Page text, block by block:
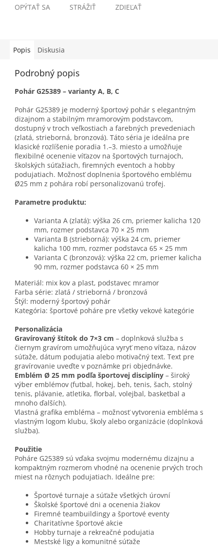
OPÝTAŤ SA STRÁŽIŤ ZDIEĽAŤ
Popis Diskusia
Podrobný popis
Pohár G25389 – varianty A, B, C
Pohár G25389 je moderný športový pohár s elegantným
dizajnom a stabilným mramorovým podstavcom,
dostupný v troch veľkostiach a farebných prevedeniach
(zlatá, strieborná, bronzová). Táto séria je ideálna pre
klasické rozlíšenie poradia 1.–3. miesto a umožňuje
flexibilné ocenenie víťazov na športových turnajoch,
školských súťažiach, firemných eventoch a hobby
podujatiach. Možnosť doplnenia športového emblému
Ø25 mm z pohára robí personalizovanú trofej.
Parametre produktu:
Varianta A (zlatá): výška 26 cm, priemer kalicha 120
mm, rozmer podstavca 70 × 25 mm
Varianta B (strieborná): výška 24 cm, priemer
kalicha 100 mm, rozmer podstavca 65 × 25 mm
Varianta C (bronzová): výška 22 cm, priemer kalicha
90 mm, rozmer podstavca 60 × 25 mm
Materiál: mix kov a plast, podstavec mramor
Farba série: zlatá / strieborná / bronzová
Štýl: moderný športový pohár
Kategória: športové poháre pre všetky vekové kategórie
Personalizácia
Gravírovaný štítok do 7×3 cm – doplnková služba s
čiernym gravírom umožňujúca vyryť meno víťaza, názov
súťaže, dátum podujatia alebo motivačný text. Text pre
gravírovanie uveďte v poznámke pri objednávke.
Emblém Ø 25 mm podľa športovej disciplíny – široký
výber emblémov (futbal, hokej, beh, tenis, šach, stolný
tenis, plávanie, atletika, florbal, volejbal, basketbal a
mnoho ďalších).
Vlastná grafika embléma – možnosť vytvorenia embléma s
vlastným logom klubu, školy alebo organizácie (doplnková
služba).
Použitie
Poháre G25389 sú vďaka svojmu modernému dizajnu a
kompaktným rozmerom vhodné na ocenenie prvých troch
miest na rôznych podujatiach. Ideálne pre:
Športové turnaje a súťaže všetkých úrovní
Školské športové dni a ocenenia žiakov
Firemné teambuildingy a športové eventy
Charitatívne športové akcie
Hobby turnaje a rekreačné podujatia
Mestské ligy a komunitné súťaže